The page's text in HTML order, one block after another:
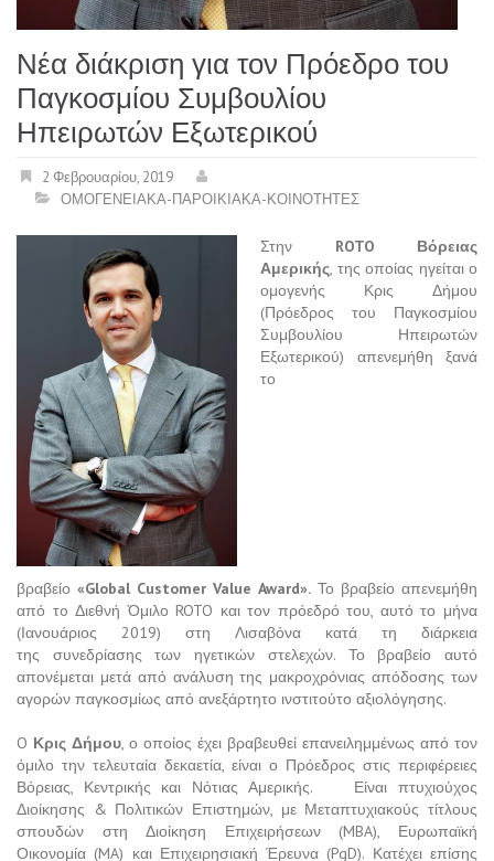
Νέα διάκριση για τον Πρόεδρο του
Παγκοσμίου Συμβουλίου
Ηπειρωτών Εξωτερικού
2 Φεβρουαρίου, 2019
ΟΜΟΓΕΝΕΙΑΚΑ-ΠΑΡΟΙΚΙΑΚΑ-ΚΟΙΝΟΤΗΤΕΣ
Στην ROTO Βόρειας
Αμερικής, της οποίας ηγείται ο
ομογενής Κρις Δήμου
(Πρόεδρος του Παγκοσμίου
Συμβουλίου Ηπειρωτών
Εξωτερικού) απενεμήθη ξανά
το
βραβείο«Global Customer Value Award».Το βραβείο απενεμήθη
από τo Διεθνή Όμιλο ROTO και τον πρόεδρό του, αυτό το μήνα
(Ιανουάριος 2019) στη Λισαβόνα κατά τη διάρκεια
της συνεδρίασης των ηγετικών στελεχών. Το βραβείο αυτό
απονέμεται μετά από ανάλυση της μακροχρόνιας απόδοσης των
αγορών παγκοσμίως από ανεξάρτητο ινστιτούτο αξιολόγησης.
O Κρις Δήμου, ο οποίος έχει βραβευθεί επανειλημμένως από τον
όμιλο την τελευταία δεκαετία, είναι ο Πρόεδρος στις περιφέρειες
Βόρειας, Κεντρικής και Νότιας Αμερικής. Είναι πτυχιούχος
Διοίκησης & Πολιτικών Επιστημών, με Μεταπτυχιακούς τίτλους
σπουδών στη Διοίκηση Επιχειρήσεων (MBA), Ευρωπαϊκή
Οικονομία (MA) και Επιχειρησιακή Έρευνα (PgD). Κατέχει επίσης